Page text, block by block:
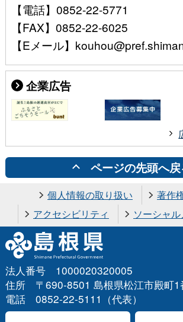
【電話】0852-22-5771
【FAX】0852-22-6025
【Eメール】
企業広告
ページの先頭へ
個人情報の取り扱い
著作
アクセシビリティ
ソーシャ
法人番号 1000020320005
住所 〒690-8501 島根県松江市殿町1
電話 0852-22-5111（代表）